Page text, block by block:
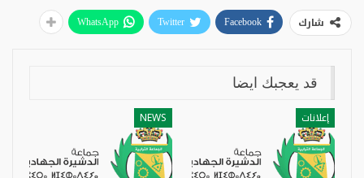
شارك Facebook
Twitter
WhatsApp
قد يعجبك ايضا
إعلانات NEWS